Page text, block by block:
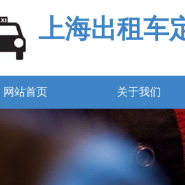
上海出租车
网站首页 关于我们